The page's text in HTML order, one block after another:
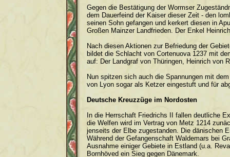
Gegen die Bestätigung der Wormser
dem Dauerfeind der Kaiser dieser Zeit - den
seinen Sohn gefangen und kerkert diesen in
Großen Mainzer Landfrieden. Der Enkel
Nach diesen Aktionen zur Befriedung der
bildet die Schlacht von Cortenuova 1237 mit
auf: Der Landgraf von Thüringen, Heinrich von
Nun spitzen sich auch die Spannungen mit
von Lyon sogar als Ketzer eingestuft und für
Deutsche Kreuzzüge im Nordosten
In die Herrschaft Friedrichs II fallen deutliche
die Welfen wird im Vertrag von Metz 1214
jenseits der Elbe zugestanden. Die dänischen
Während der Gefangenschaft Waldemars bei
Ausnahme einiger Gebiete in Estland (u.a.
Bornhöved ein Sieg gegen Dänemark.